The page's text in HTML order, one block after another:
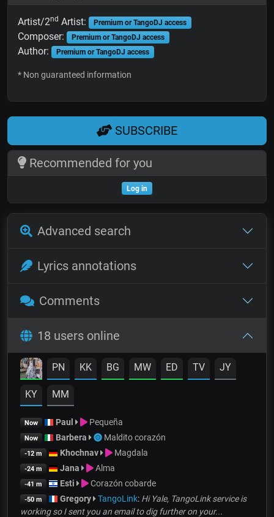
Artist/2nd Artist: Premium or TangoDJ access
Composer: Premium or TangoDJ access
Author: Premium or TangoDJ access
* Non guaranteed information
SUBSCRIBE
Recommended for you
Log in
Advanced search
Lyrics annotations
Comments
18 users online
PN KK BG MW ED TV JY
KY MM
Now Paul Pequeña
Now Barbera Maldito corazón
-12 m Khochnav Magdala
-24 m Jana Alma
-41 m Esti Corazón cobarde
-50 m Gregory TangoLink: Hi Yale, TangoLink service is
working so I sent you an email to dig further on your...